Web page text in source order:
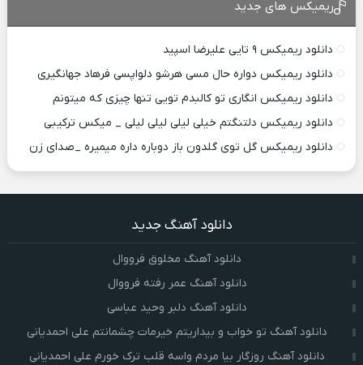
ریمیکس های جدید
دانلود ریمیکس ۹ تایی علیرضا اسپید
دانلود ریمیکس دواره حال مسی هرشو دلواپسی فرهاد جهانگیری
دانلود ریمیکس انگاری تو کالبدم تویی تنها چیزی که میتونم
دانلود ریمیکس دلتنگتم خیلی لیلی لیلی لیلی _ میکس ترکیبی
دانلود ریمیکس گل توی گلدون باز دوباره داره میمیره _صدای زن
دانلود آهنگ جدید
دانلود آهنگ مخلوق فرووال
دانلود آهنگ عمر رفته فرووال
دانلود آهنگ دلبر وحید عباسی
دانلود آهنگ تو خواب و بیداریتم خیرمات چشمانتم علی احمدیانی
دانلود آهنگ روزگار بیا مردم واسه قلب ترک خورم علی احمدیانی